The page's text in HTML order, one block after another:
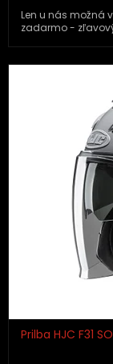
Len u nás možná
zadarmo -
Prilba HJC F31